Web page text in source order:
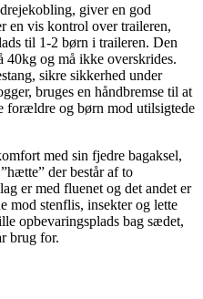
giver en god
en vis kontrol over traileren,
til 1-2 børn i traileren. Den
40kg og må ikke overskrides.
sikre sikkerhed under
bruges en håndbremse til at
forældre og børn mod utilsigtede
med sin fjedre bagaksel,
der består af to
er med fluenet og det andet er
mod stenflis, insekter og lette
opbevaringsplads bag sædet,
brug for.